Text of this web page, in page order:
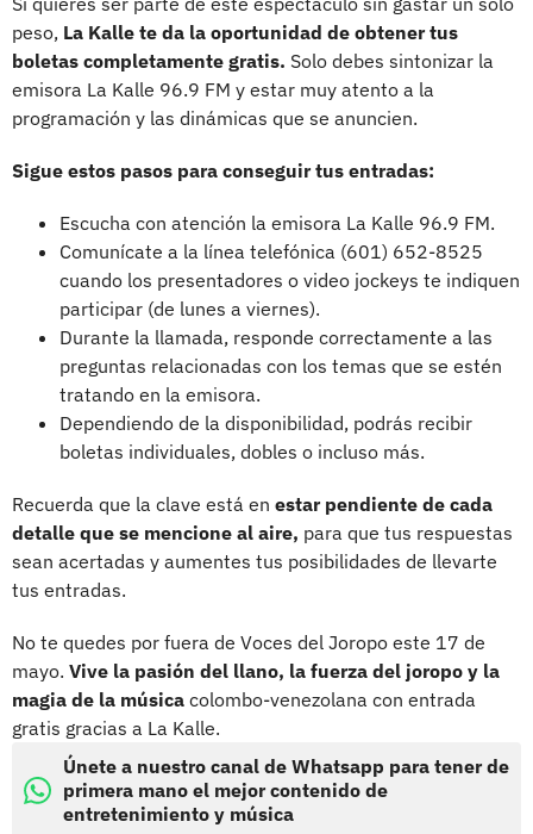
peso, La Kalle te da la oportunidad de obtener tus
boletas completamente gratis. Solo debes sintonizar la
emisora La Kalle 96.9 FM y estar muy atento a la
programación y las dinámicas que se anuncien.
Sigue estos pasos para conseguir tus entradas:
Escucha con atención la emisora La Kalle 96.9 FM.
Comunícate a la línea telefónica (601) 652-8525
cuando los presentadores o video jockeys te indiquen
participar (de lunes a viernes).
Durante la llamada, responde correctamente a las
preguntas relacionadas con los temas que se estén
tratando en la emisora.
Dependiendo de la disponibilidad, podrás recibir
boletas individuales, dobles o incluso más.
Recuerda que la clave está en estar pendiente de cada
detalle que se mencione al aire, para que tus respuestas
sean acertadas y aumentes tus posibilidades de llevarte
tus entradas.
No te quedes por fuera de Voces del Joropo este 17 de
mayo. Vive la pasión del llano, la fuerza del joropo y la
magia de la música colombo-venezolana con entrada
gratis gracias a La Kalle.
Únete a nuestro canal de Whatsapp para tener de
primera mano el mejor contenido de
entretenimiento y música